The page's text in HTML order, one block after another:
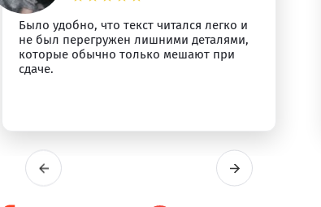
Было удобно, что текст читался легко и
не был перегружен лишними деталями,
которые обычно только мешают при
сдаче.